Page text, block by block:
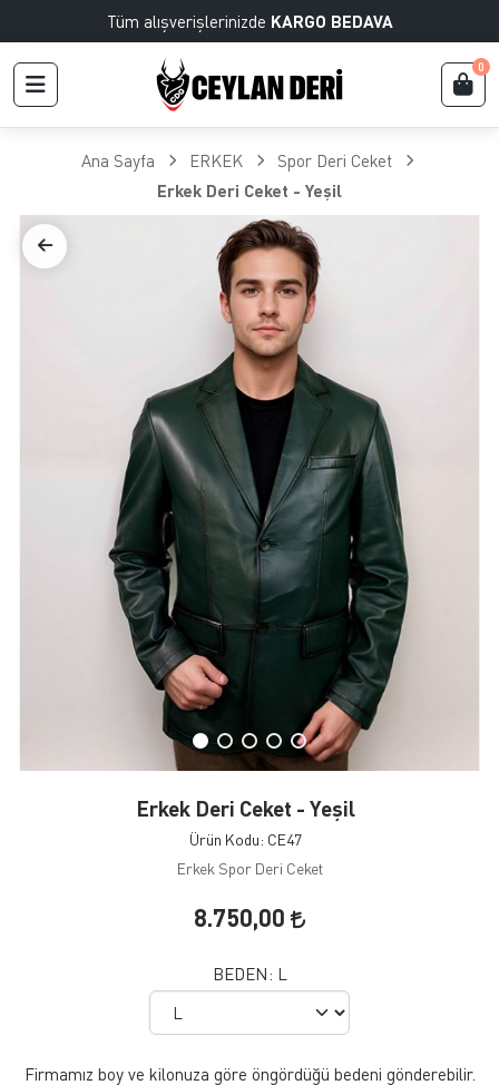
Tüm alışverişlerinizde KARGO BEDAVA
0
Ana Sayfa ERKEK
Spor Deri Ceket
Erkek Deri Ceket - Yeşil
Erkek Deri Ceket - Yeşil
Ürün Kodu: CE47
Erkek Spor Deri Ceket
8.750,00
BEDEN: L
Firmamız boy ve kilonuza göre öngördüğü bedeni gönderebilir.